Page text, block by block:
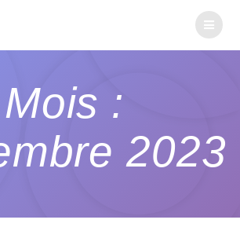
Mois :
2023